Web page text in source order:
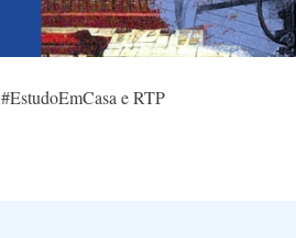
#EstudoEmCasa e RTP